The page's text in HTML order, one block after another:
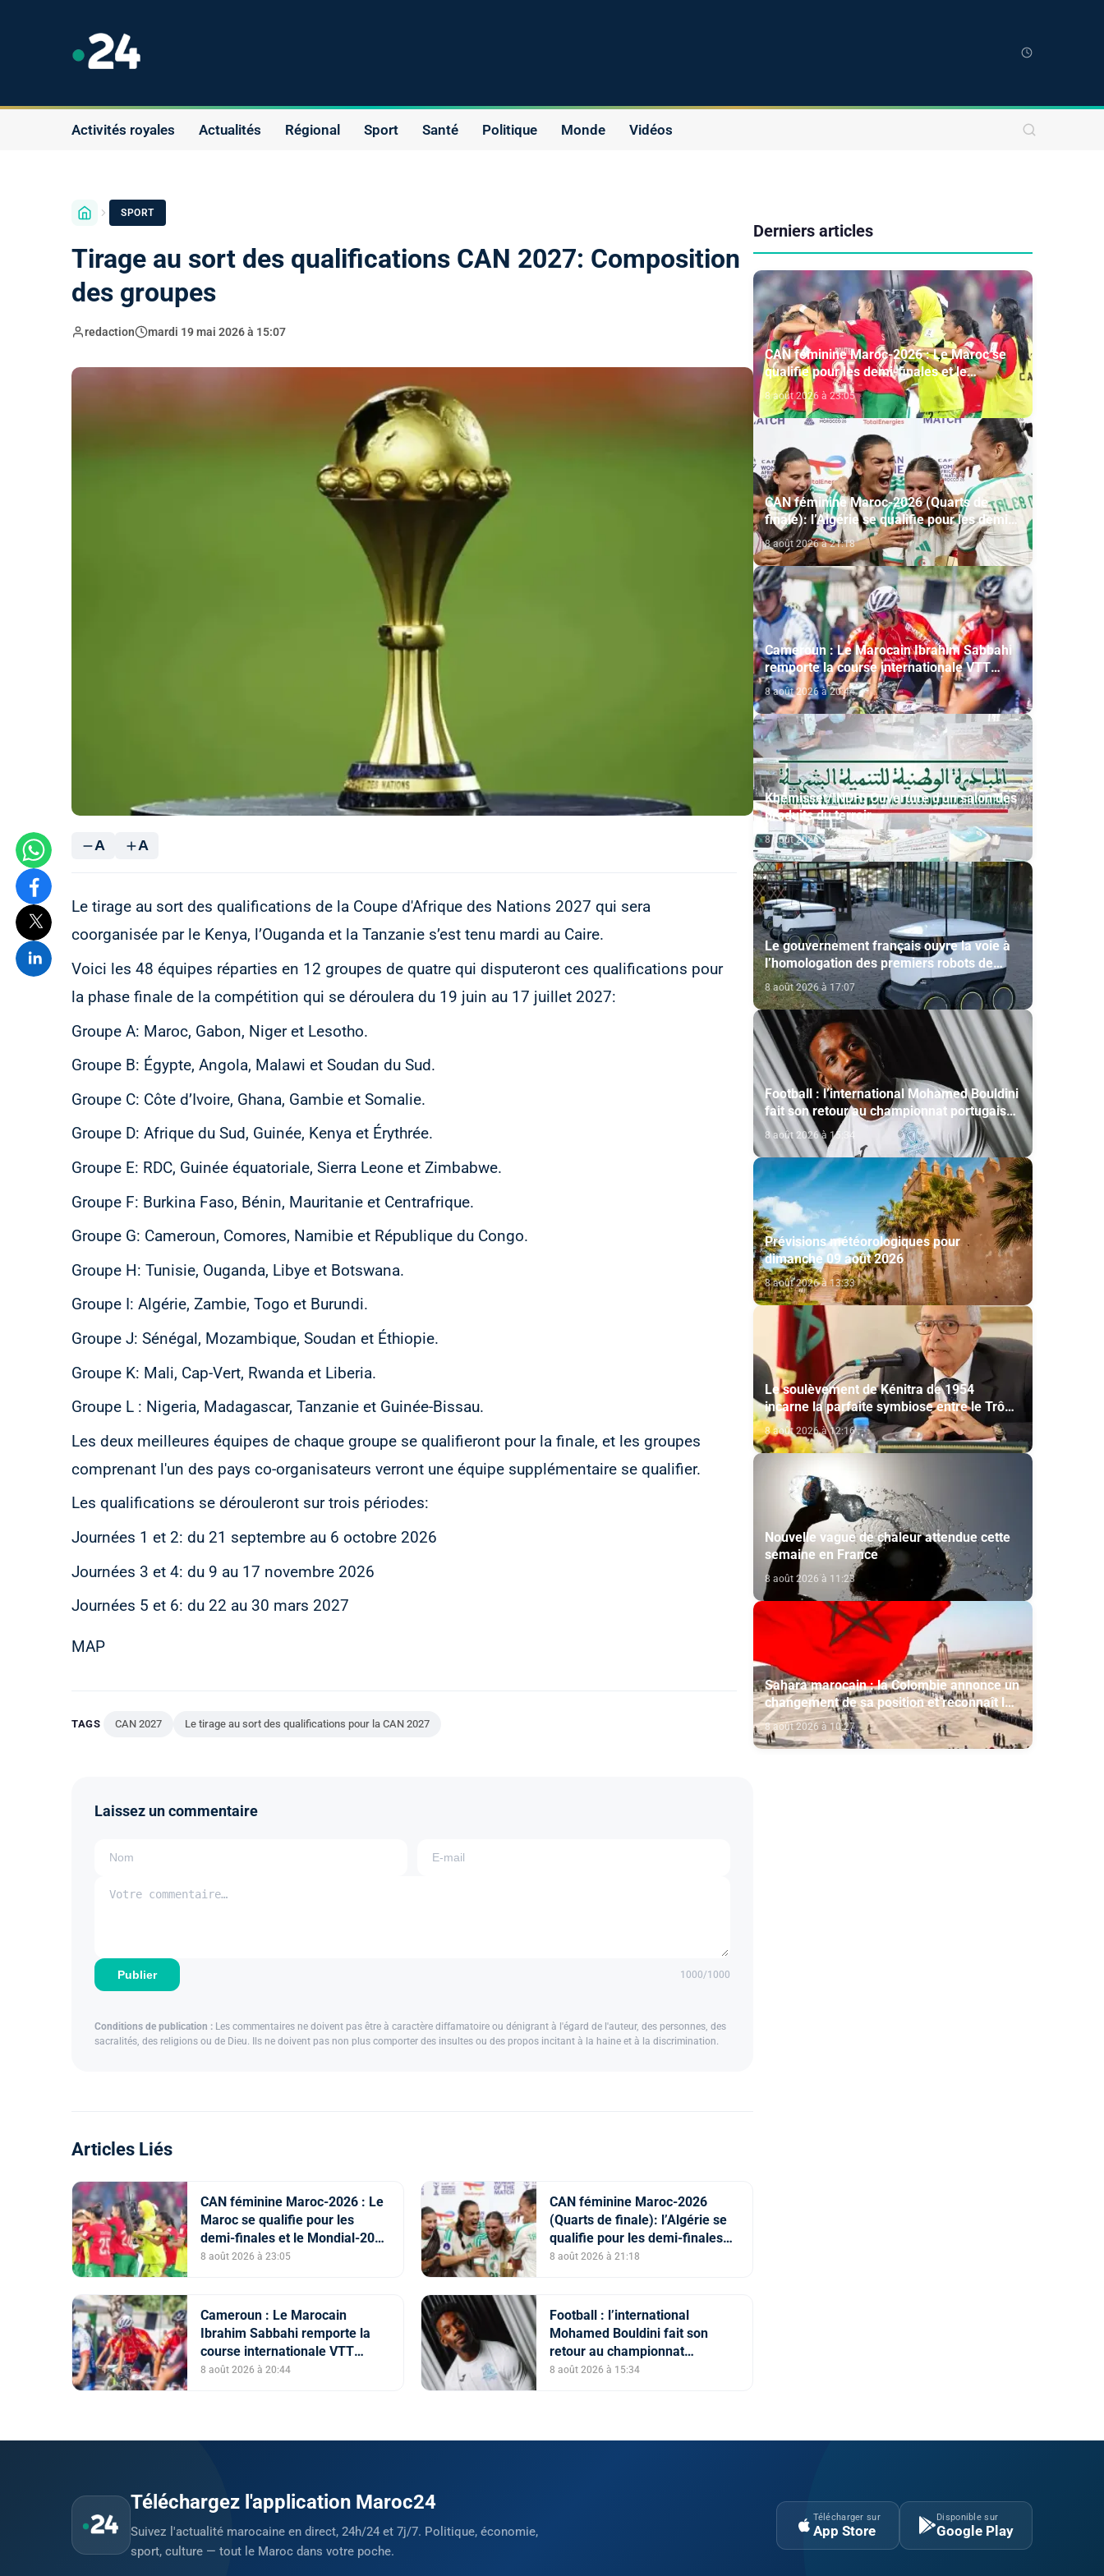
Activités royales Actualités Régional Sport Santé Politique Monde Vidéos
SPORT
Tirage au sort des qualifications CAN 2027: Composition
des groupes
redaction mardi 19 mai 2026 à 15:07
A A
Le tirage au sort des qualifications de la Coupe d'Afrique des Nations 2027 qui sera
coorganisée par le Kenya, l’Ouganda et la Tanzanie s’est tenu mardi au Caire.
Voici les 48 équipes réparties en 12 groupes de quatre qui disputeront ces qualifications pour
la phase finale de la compétition qui se déroulera du 19 juin au 17 juillet 2027:
Groupe A: Maroc, Gabon, Niger et Lesotho.
Groupe B: Égypte, Angola, Malawi et Soudan du Sud.
Groupe C: Côte d’Ivoire, Ghana, Gambie et Somalie.
Groupe D: Afrique du Sud, Guinée, Kenya et Érythrée.
Groupe E: RDC, Guinée équatoriale, Sierra Leone et Zimbabwe.
Groupe F: Burkina Faso, Bénin, Mauritanie et Centrafrique.
Groupe G: Cameroun, Comores, Namibie et République du Congo.
Groupe H: Tunisie, Ouganda, Libye et Botswana.
Groupe I: Algérie, Zambie, Togo et Burundi.
Groupe J: Sénégal, Mozambique, Soudan et Éthiopie.
Groupe K: Mali, Cap-Vert, Rwanda et Liberia.
Groupe L : Nigeria, Madagascar, Tanzanie et Guinée-Bissau.
Les deux meilleures équipes de chaque groupe se qualifieront pour la finale, et les groupes
comprenant l'un des pays co-organisateurs verront une équipe supplémentaire se qualifier.
Les qualifications se dérouleront sur trois périodes:
Journées 1 et 2: du 21 septembre au 6 octobre 2026
Journées 3 et 4: du 9 au 17 novembre 2026
Journées 5 et 6: du 22 au 30 mars 2027
MAP
TAGS CAN 2027 Le tirage au sort des qualifications pour la CAN 2027
Laissez un commentaire
Publier 1000/1000
Conditions de publication : Les commentaires ne doivent pas être à caractère diffamatoire ou dénigrant à l'égard de l'auteur, des personnes, des
sacralités, des religions ou de Dieu. Ils ne doivent pas non plus comporter des insultes ou des propos incitant à la haine et à la discrimination.
Articles Liés
CAN féminine Maroc-2026 : Le
Maroc se qualifie pour les
demi-finales et le Mondial-2027
après sa victoire face à
8 août 2026 à 23:05
CAN féminine Maroc-2026
(Quarts de finale): l’Algérie se
qualifie pour les demi-finales
en battant la Côte d’Ivoire (2-1)
8 août 2026 à 21:18
Cameroun : Le Marocain
Ibrahim Sabbahi remporte la
course internationale VTT
"Chantal Biya"
8 août 2026 à 20:44
Football : l’international
Mohamed Bouldini fait son
retour au championnat
portugais via l’Académico de
8 août 2026 à 15:34
Derniers articles
CAN féminine Maroc-2026 : Le Maroc se
qualifie pour les demi-finales et le
Mondial-2027 après sa victoire face à
l’Afrique du Sud (2-1)
8 août 2026 à 23:05
CAN féminine Maroc-2026 (Quarts de
finale): l’Algérie se qualifie pour les demi-
finales en battant la Côte d’Ivoire (2-1)
8 août 2026 à 21:18
Cameroun : Le Marocain Ibrahim Sabbahi
remporte la course internationale VTT
"Chantal Biya"
8 août 2026 à 20:44
Khémisset/INDH: Ouverture d'un salon des
produits du terroir
8 août 2026 à 18:15
Le gouvernement français ouvre la voie à
l’homologation des premiers robots de
livraison autonome
8 août 2026 à 17:07
Football : l’international Mohamed Bouldini
fait son retour au championnat portugais
via l’Académico de Viseu
8 août 2026 à 15:34
Prévisions météorologiques pour
dimanche 09 août 2026
8 août 2026 à 13:33
Le soulèvement de Kénitra de 1954
incarne la parfaite symbiose entre le Trône
et le peuple et l’unité de volonté et de
destin (M. El Ktiri)
8 août 2026 à 12:16
Nouvelle vague de chaleur attendue cette
semaine en France
8 août 2026 à 11:23
Sahara marocain : la Colombie annonce un
changement de sa position et reconnaît la
souveraineté du Maroc sur son Sahara
8 août 2026 à 10:27
Téléchargez l'application Maroc24
Suivez l'actualité marocaine en direct, 24h/24 et 7j/7. Politique, économie,
sport, culture — tout le Maroc dans votre poche.
Télécharger sur
App Store
Disponible sur
Google Play